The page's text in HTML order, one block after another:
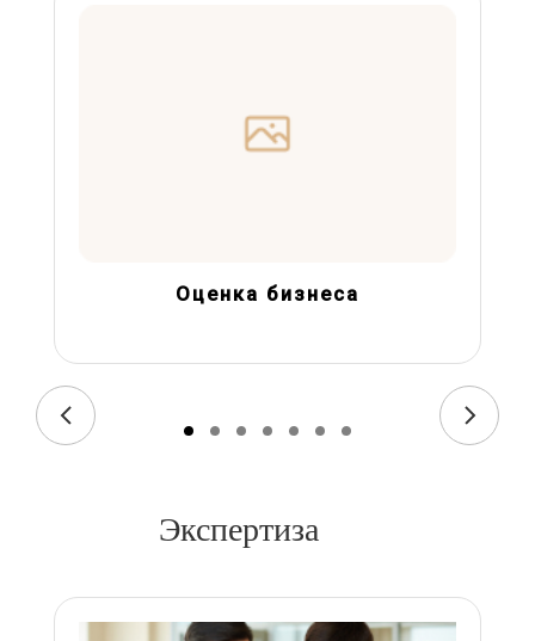
Оценка бизнеса
Экспертиза